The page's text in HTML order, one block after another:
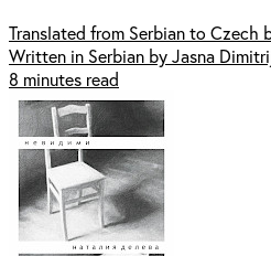
Translated from Serbian to Czech
Written in Serbian by Jasna
8 minutes read